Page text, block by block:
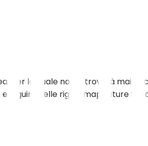
la quale non si troverà mai
delle rigide mappature